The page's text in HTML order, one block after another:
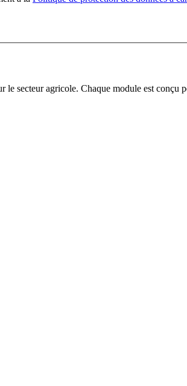
le secteur agricole. Chaque module est